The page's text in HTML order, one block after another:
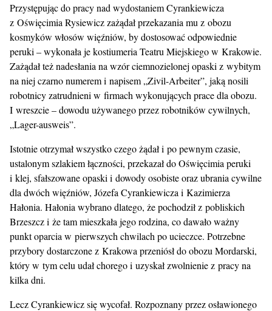
Przystępując do pracy nad wydostaniem Cyrankiewicza
z Oświęcimia Rysiewicz zażądał przekazania mu z obozu
kosmyków włosów więźniów, by dostosować odpowiednie
peruki – wykonała je kostiumeria Teatru Miejskiego w Krakowie.
Zażądał też nadesłania na wzór ciemnozielonej opaski z wybitym
na niej czarno numerem i napisem „Zivil-Arbeiter”, jaką nosili
robotnicy zatrudnieni w firmach wykonujących prace dla obozu.
I wreszcie – dowodu używanego przez robotników cywilnych,
„Lager-ausweis”.
Istotnie otrzymał wszystko czego żądał i po pewnym czasie,
ustalonym szlakiem łączności, przekazał do Oświęcimia peruki
i klej, sfałszowane opaski i dowody osobiste oraz ubrania cywilne
dla dwóch więźniów, Józefa Cyrankiewicza i Kazimierza
Hałonia. Hałonia wybrano dlatego, że pochodził z pobliskich
Brzeszcz i że tam mieszkała jego rodzina, co dawało ważny
punkt oparcia w pierwszych chwilach po ucieczce. Potrzebne
przybory dostarczone z Krakowa przeniósł do obozu Mordarski,
który w tym celu udał chorego i uzyskał zwolnienie z pracy na
kilka dni.
Lecz Cyrankiewicz się wycofał. Rozpoznany przez osławionego